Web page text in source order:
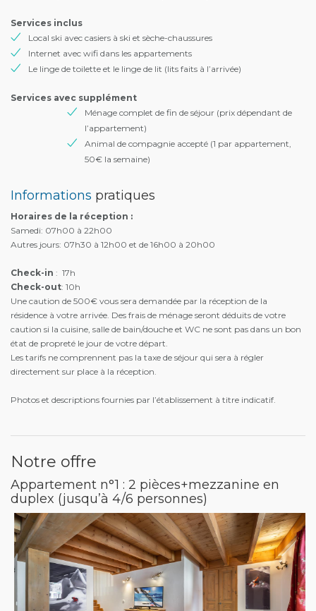
Services inclus
Local ski avec casiers à ski et sèche-chaussures
Internet avec wifi dans les appartements
Le linge de toilette et le linge de lit (lits faits à l’arrivée)
Services avec supplément
Ménage complet de fin de séjour (prix dépendant de
l’appartement)
Animal de compagnie accepté (1 par appartement,
50€ la semaine)
Informations pratiques
Horaires de la réception :
Samedi: 07h00 à 22h00
Autres jours: 07h30 à 12h00 et de 16h00 à 20h00
Check-in : 17h
Check-out: 10h
Une caution de 500€ vous sera demandée par la réception de la
résidence à votre arrivée. Des frais de ménage seront déduits de votre
caution si la cuisine, salle de bain/douche et WC ne sont pas dans un bon
état de propreté le jour de votre départ.
Les tarifs ne comprennent pas la taxe de séjour qui sera à régler
directement sur place à la réception.
Photos et descriptions fournies par l’établissement à titre indicatif.
Notre offre
Appartement n°1 : 2 pièces+mezzanine en
duplex (jusqu’à 4/6 personnes)